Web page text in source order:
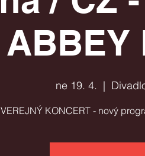
ABBEY
ne 19. 4.
  |
VEREJNÝ KONCERT - nový